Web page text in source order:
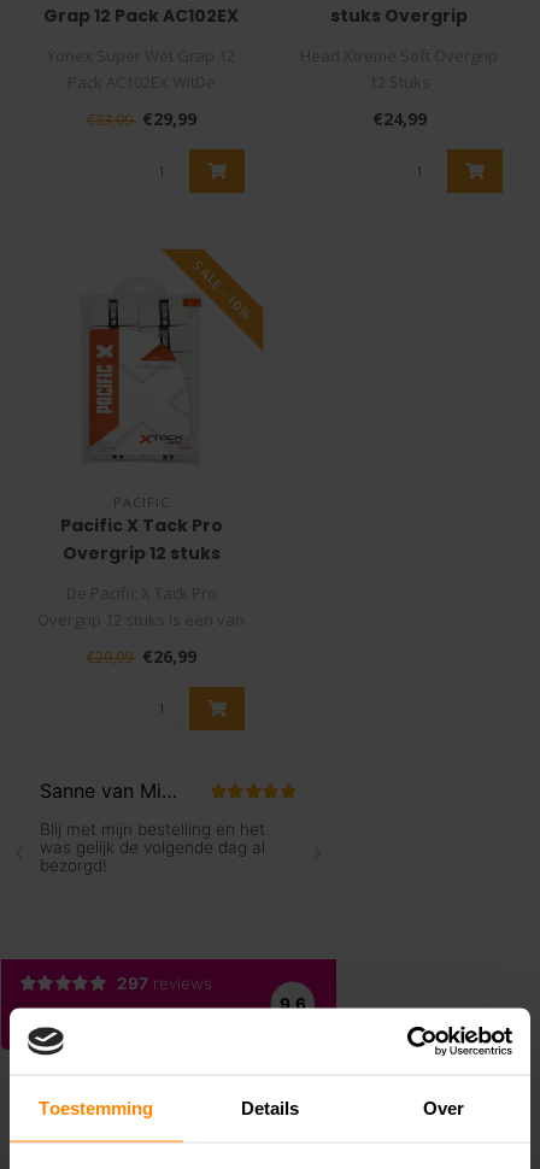
Toestemming Details Over
Grap 12 Pack AC102EX
tennisgrip Yonex Super
Grap is één ..
€33,99 €29,99
stuks Overgrip
De Head XtremeSoft is één
van de dunnere ..
€24,99
SALE -10%
PACIFIC
Pacific X Tack Pro
Overgrip 12 stuks
de best en meest verkochte
€29,99 €26,99